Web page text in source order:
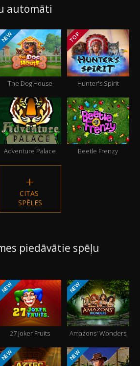
automāti
NEW
The Dog House
TOP
Hunter's Spirit
Adventure Palace Beetle Frenzy
CITAS
SPĒLES
piedāvātie spēļu
NEW
27 Joker Fruits
NEW
Amazons' Wonders
NEW NEW